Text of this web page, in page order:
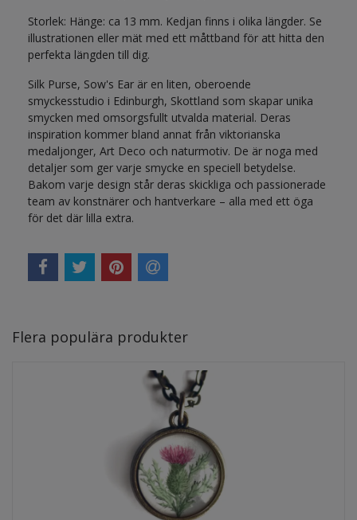
Storlek: Hänge: ca 13 mm. Kedjan finns i olika längder. Se
illustrationen eller mät med ett måttband för att hitta den
perfekta längden till dig.
Silk Purse, Sow's Ear är en liten, oberoende
smyckesstudio i Edinburgh, Skottland som skapar unika
smycken med omsorgsfullt utvalda material. Deras
inspiration kommer bland annat från viktorianska
medaljonger, Art Deco och naturmotiv. De är noga med
detaljer som ger varje smycke en speciell betydelse.
Bakom varje design står deras skickliga och passionerade
team av konstnärer och hantverkare – alla med ett öga
för det där lilla extra.
Flera populära produkter